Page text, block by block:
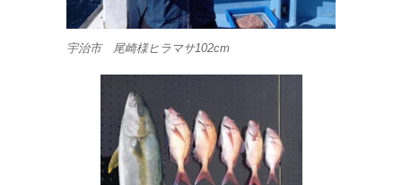
宇治市 尾崎様ヒラマサ102cm